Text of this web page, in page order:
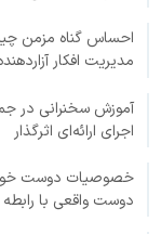
احساس گناه مزمن
مدیریت افکار
آموزش سخنرانی در
اجرای ارائه‌ای اثرگذار
خصوصیات دوست
دوست واقعی با